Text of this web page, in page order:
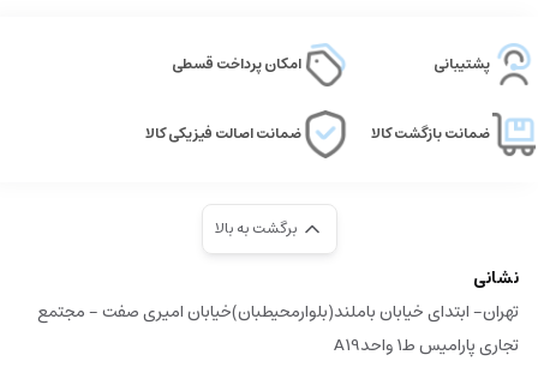
پشتیبانی امکان پرداخت قسطی
ضمانت بازگشت کالا ضمانت اصالت فیزیکی کالا
برگشت به بالا
نشانی
تهران- ابتدای خیابان باملند(بلوارمحیطبان)خیابان امیری صفت - مجتمع
تجاری پارامیس ط1 واحدA19